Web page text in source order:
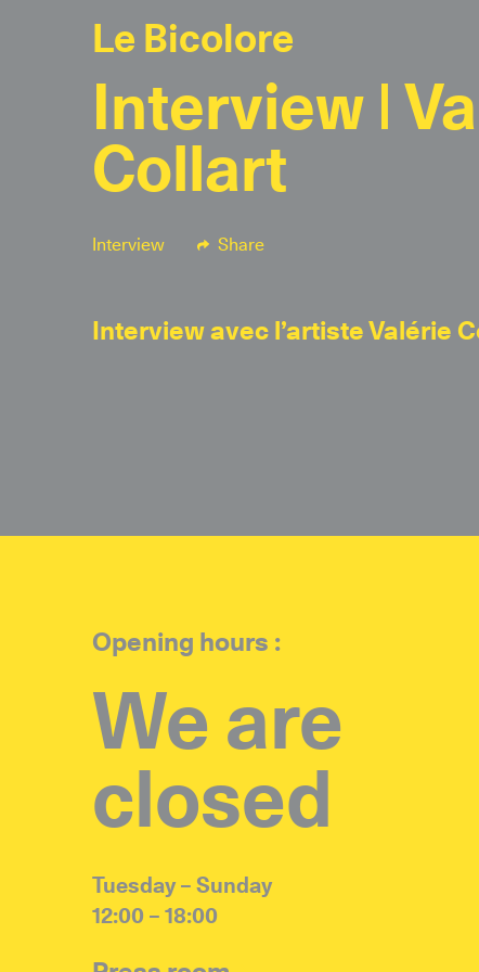
Le Bicolore
Interview |
Collart
Interview Share
Interview avec l’artiste Valérie
Opening hours :
We are
closed
Tuesday – Sunday
12:00 – 18:00